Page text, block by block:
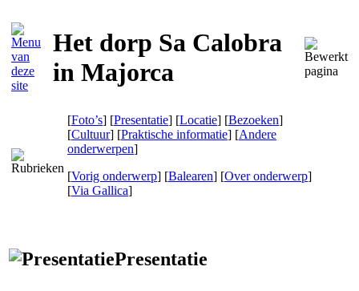
Het dorp Sa Calobra
in Majorca
[Foto’s] [Presentatie] [Locatie] [Bezoeken]
[Cultuur] [Praktische informatie] [Andere
onderwerpen]
[Vorig onderwerp] [Balearen] [Over onderwerp]
[Via Gallica]
Presentatie